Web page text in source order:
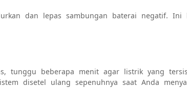
dan lepas sambungan baterai negatif. Ini
tunggu beberapa menit agar listrik yang
disetel ulang sepenuhnya saat Anda